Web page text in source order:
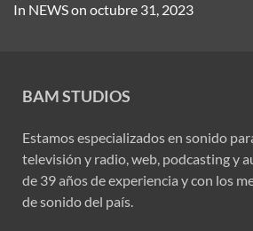
In NEWSon octubre 31, 2023
BAM STUDIOS
Estamos especializados en sonido
televisión y radio, web, podcasting y
de 39 años de experiencia y con los
de sonido del país.